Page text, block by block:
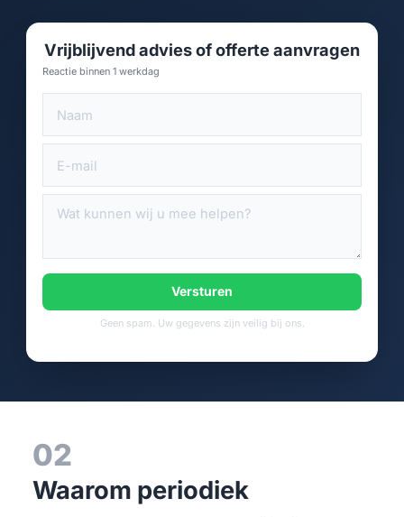
Vrijblijvend advies of offerte aanvragen
Reactie binnen 1 werkdag
Versturen
Geen spam. Uw gegevens zijn veilig bij ons.
02
Waarom periodiek